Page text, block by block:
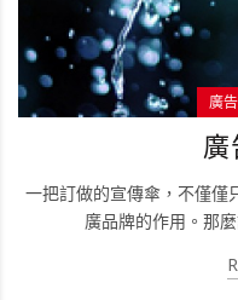
廣
廣
一把訂做的宣傳傘，不僅僅
廣品牌的作用。那